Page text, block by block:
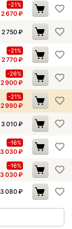
-21%
2 670₽
2 750 ₽
-21%
2 770₽
-26%
2 900₽
-21%
2 990₽
3 010 ₽
-16%
3 030₽
-16%
3 030₽
3 080 ₽